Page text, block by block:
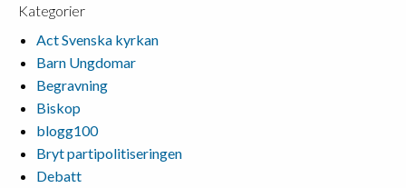
Kategorier
Act Svenska kyrkan
Barn Ungdomar
Begravning
Biskop
blogg100
Bryt partipolitiseringen
Debatt